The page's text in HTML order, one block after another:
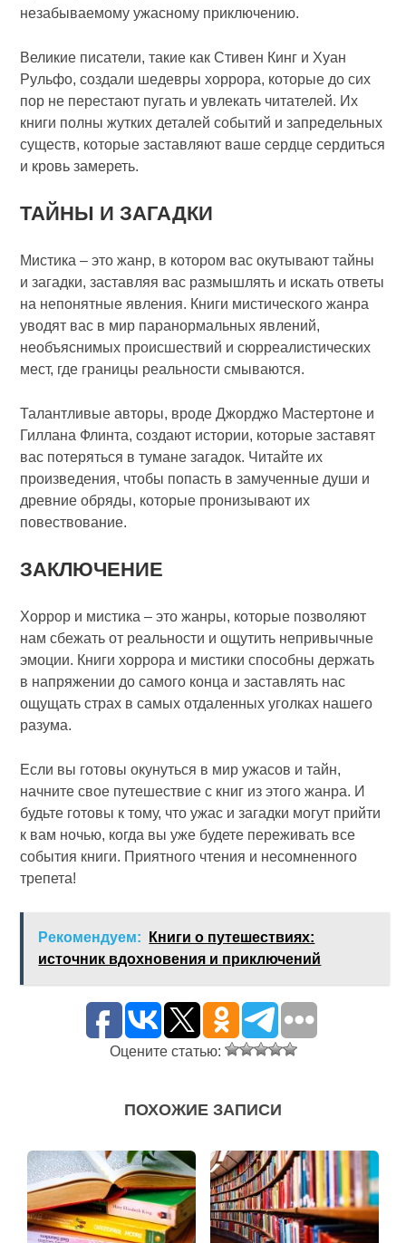
незабываемому ужасному приключению.
Великие писатели, такие как Стивен Кинг и Хуан
Рульфо, создали шедевры хоррора, которые до сих
пор не перестают пугать и увлекать читателей. Их
книги полны жутких деталей событий и запредельных
существ, которые заставляют ваше сердце сердиться
и кровь замереть.
ТАЙНЫ И ЗАГАДКИ
Мистика – это жанр, в котором вас окутывают тайны
и загадки, заставляя вас размышлять и искать ответы
на непонятные явления. Книги мистического жанра
уводят вас в мир паранормальных явлений,
необъяснимых происшествий и сюрреалистических
мест, где границы реальности смываются.
Талантливые авторы, вроде Джорджо Мастертоне и
Гиллана Флинта, создают истории, которые заставят
вас потеряться в тумане загадок. Читайте их
произведения, чтобы попасть в замученные души и
древние обряды, которые пронизывают их
повествование.
ЗАКЛЮЧЕНИЕ
Хоррор и мистика – это жанры, которые позволяют
нам сбежать от реальности и ощутить непривычные
эмоции. Книги хоррора и мистики способны держать
в напряжении до самого конца и заставлять нас
ощущать страх в самых отдаленных уголках нашего
разума.
Если вы готовы окунуться в мир ужасов и тайн,
начните свое путешествие с книг из этого жанра. И
будьте готовы к тому, что ужас и загадки могут прийти
к вам ночью, когда вы уже будете переживать все
события книги. Приятного чтения и несомненного
трепета!
Рекомендуем:
Книги о путешествиях:
источник вдохновения и приключений
Оцените статью:
ПОХОЖИЕ ЗАПИСИ